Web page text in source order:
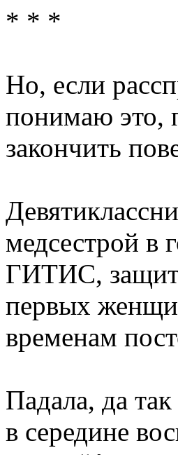
* * *
Но, если
понимаю это,
закончить
медсестрой в
ГИТИС,
первых
временам
Падала, да
в середине